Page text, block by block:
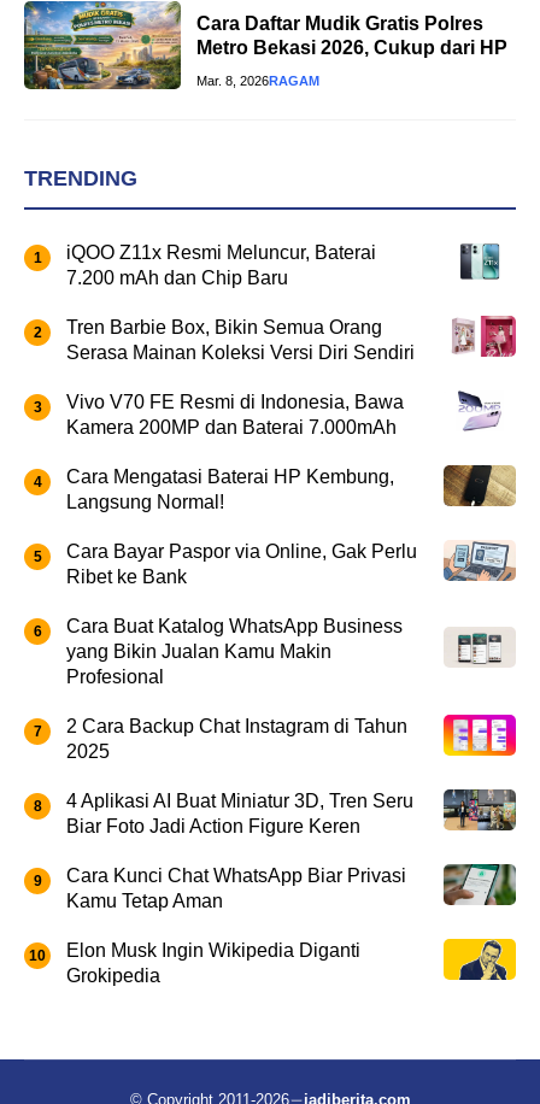
Cara Daftar Mudik Gratis Polres
Metro Bekasi 2026, Cukup dari HP
Mar. 8, 2026RAGAM
TRENDING
iQOO Z11x Resmi Meluncur, Baterai
7.200 mAh dan Chip Baru
Tren Barbie Box, Bikin Semua Orang
Serasa Mainan Koleksi Versi Diri Sendiri
Vivo V70 FE Resmi di Indonesia, Bawa
Kamera 200MP dan Baterai 7.000mAh
Cara Mengatasi Baterai HP Kembung,
Langsung Normal!
Cara Bayar Paspor via Online, Gak Perlu
Ribet ke Bank
Cara Buat Katalog WhatsApp Business
yang Bikin Jualan Kamu Makin
Profesional
2 Cara Backup Chat Instagram di Tahun
2025
4 Aplikasi AI Buat Miniatur 3D, Tren Seru
Biar Foto Jadi Action Figure Keren
Cara Kunci Chat WhatsApp Biar Privasi
Kamu Tetap Aman
Elon Musk Ingin Wikipedia Diganti
Grokipedia
© Copyright 2011-2026 jadiberita.com